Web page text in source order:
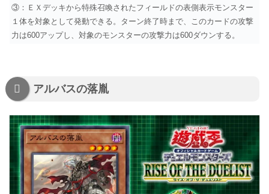
③：ＥＸデッキから特殊召喚されたフィールドの表側表示モンスター
１体を対象として発動できる。ターン終了時まで、このカードの攻撃
力は600アップし、対象のモンスターの攻撃力は600ダウンする。
アルバスの落胤